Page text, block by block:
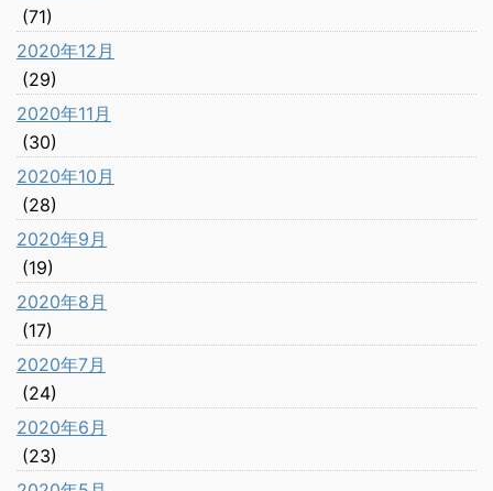
(71)
2020年12月
(29)
2020年11月
(30)
2020年10月
(28)
2020年9月
(19)
2020年8月
(17)
2020年7月
(24)
2020年6月
(23)